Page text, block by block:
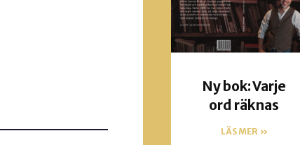
Ny bok: Varje
ord räknas
LÄS MER »